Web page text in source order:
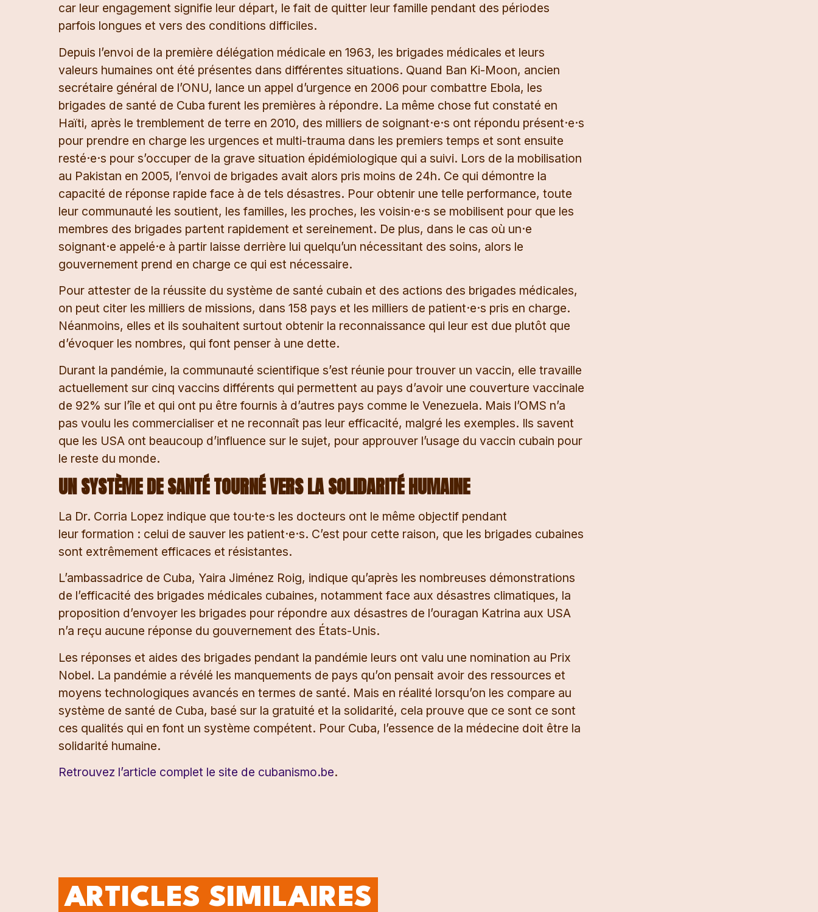
car leur engagement signifie leur départ, le fait de quitter leur famille pendant des périodes
parfois longues et vers des conditions difficiles.
Depuis l’envoi de la première délégation médicale en 1963, les brigades médicales et leurs
valeurs humaines ont été présentes dans différentes situations. Quand Ban Ki-Moon, ancien
secrétaire général de l’ONU, lance un appel d’urgence en 2006 pour combattre Ebola, les
brigades de santé de Cuba furent les premières à répondre. La même chose fut constaté en
Haïti, après le tremblement de terre en 2010, des milliers de soignant·e·s ont répondu présent·e·s
pour prendre en charge les urgences et multi-trauma dans les premiers temps et sont ensuite
resté·e·s pour s’occuper de la grave situation épidémiologique qui a suivi. Lors de la mobilisation
au Pakistan en 2005, l’envoi de brigades avait alors pris moins de 24h. Ce qui démontre la
capacité de réponse rapide face à de tels désastres. Pour obtenir une telle performance, toute
leur communauté les soutient, les familles, les proches, les voisin·e·s se mobilisent pour que les
membres des brigades partent rapidement et sereinement. De plus, dans le cas où un·e
soignant·e appelé·e à partir laisse derrière lui quelqu’un nécessitant des soins, alors le
gouvernement prend en charge ce qui est nécessaire.
Pour attester de la réussite du système de santé cubain et des actions des brigades médicales,
on peut citer les milliers de missions, dans 158 pays et les milliers de patient·e·s pris en charge.
Néanmoins, elles et ils souhaitent surtout obtenir la reconnaissance qui leur est due plutôt que
d’évoquer les nombres, qui font penser à une dette.
Durant la pandémie, la communauté scientifique s’est réunie pour trouver un vaccin, elle travaille
actuellement sur cinq vaccins différents qui permettent au pays d’avoir une couverture vaccinale
de 92% sur l’île et qui ont pu être fournis à d’autres pays comme le Venezuela. Mais l’OMS n’a
pas voulu les commercialiser et ne reconnaît pas leur efficacité, malgré les exemples. Ils savent
que les USA ont beaucoup d’influence sur le sujet, pour approuver l’usage du vaccin cubain pour
le reste du monde.
UN SYSTÈME DE SANTÉ TOURNÉVERSLA SOLIDARITÉ HUMAINE
La Dr. Corria Lopez indique que tou·te·s les docteurs ont le même objectif pendant
leur formation : celui de sauver les patient·e·s. C’est pour cette raison, que les brigades cubaines
sont extrêmement efficaces et résistantes.
L’ambassadrice de Cuba, Yaira Jiménez Roig, indique qu’après les nombreuses démonstrations
de l’efficacité des brigades médicales cubaines, notamment face aux désastres climatiques, la
proposition d’envoyer les brigades pour répondre aux désastres de l’ouragan Katrina aux USA
n’a reçu aucune réponse du gouvernement des États-Unis.
Les réponses et aides des brigades pendant la pandémie leurs ont valu une nomination au Prix
Nobel. La pandémie a révélé les manquements de pays qu’on pensait avoir des ressources et
moyens technologiques avancés en termes de santé. Mais en réalité lorsqu’on les compare au
système de santé de Cuba, basé sur la gratuité et la solidarité, cela prouve que ce sont ce sont
ces qualités qui en font un système compétent. Pour Cuba, l’essence de la médecine doit être la
solidarité humaine.
Retrouvez l’article complet le site de cubanismo.be.
ARTICLES SIMILAIRES